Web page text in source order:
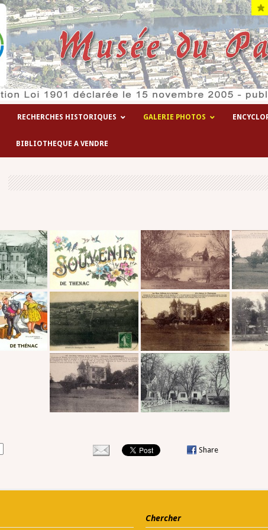
Les hôpitaux temporaires de la 1° guerre mondiale
RECHERCHES HISTORIQUES GALERIE PHOTOS
BIBLIOTHEQUE A VENDRE
Share
Chercher